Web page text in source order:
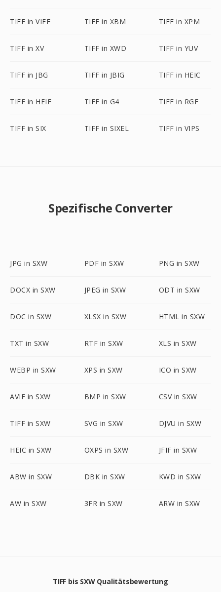
TIFF in VIFF TIFF in XBM TIFF in XPM
TIFF in XV TIFF in XWD TIFF in YUV
TIFF in JBG TIFF in JBIG TIFF in HEIC
TIFF in HEIF TIFF in G4 TIFF in RGF
TIFF in SIX TIFF in SIXEL TIFF in VIPS
Spezifische Converter
JPG in SXW PDF in SXW PNG in SXW
DOCX in SXW JPEG in SXW ODT in SXW
DOC in SXW XLSX in SXW HTML in SXW
TXT in SXW RTF in SXW XLS in SXW
WEBP in SXW XPS in SXW ICO in SXW
AVIF in SXW BMP in SXW CSV in SXW
TIFF in SXW SVG in SXW DJVU in SXW
HEIC in SXW OXPS in SXW JFIF in SXW
ABW in SXW DBK in SXW KWD in SXW
AW in SXW 3FR in SXW ARW in SXW
TIFF bis SXW Qualitätsbewertung